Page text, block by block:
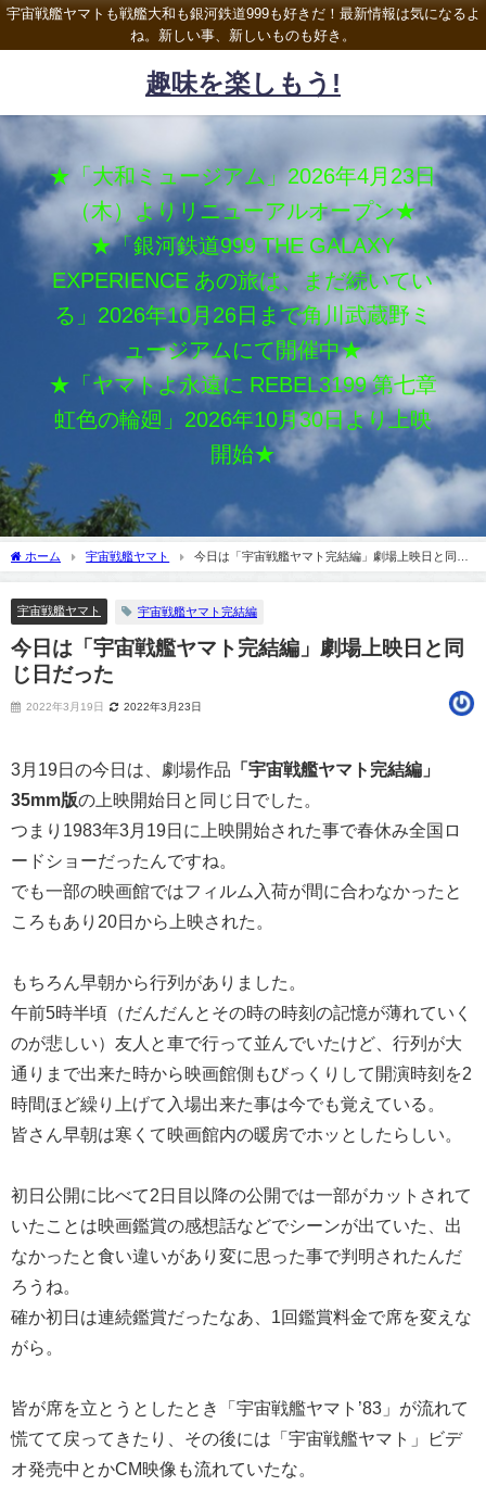
宇宙戦艦ヤマトも戦艦大和も銀河鉄道999も好きだ！最新情報は気になるよ
ね。新しい事、新しいものも好き。
趣味を楽しもう!
★「大和ミュージアム」2026年4月23日
（木）よりリニューアルオープン★
★「銀河鉄道999 THE GALAXY
EXPERIENCE あの旅は、まだ続いてい
る」2026年10月26日まで角川武蔵野ミ
ュージアムにて開催中★
★「ヤマトよ永遠に REBEL3199 第七章
虹色の輪廻」2026年10月30日より上映
開始★
ホーム 宇宙戦艦ヤマト
今日は「宇宙戦艦ヤマト完結編」劇場上映日と同じ
宇宙戦艦ヤマト 宇宙戦艦ヤマト完結編
今日は「宇宙戦艦ヤマト完結編」劇場上映日と同
じ日だった
2022年3月19日 2022年3月23日
3月19日の今日は、劇場作品 「宇宙戦艦ヤマト完結編」
35mm版の上映開始日と同じ日でした。
つまり1983年3月19日に上映開始された事で春休み全国ロ
ードショーだったんですね。
でも一部の映画館ではフィルム入荷が間に合わなかったと
ころもあり20日から上映された。
もちろん早朝から行列がありました。
午前5時半頃（だんだんとその時の時刻の記憶が薄れていく
のが悲しい）友人と車で行って並んでいたけど、行列が大
通りまで出来た時から映画館側もびっくりして開演時刻を2
時間ほど繰り上げて入場出来た事は今でも覚えている。
皆さん早朝は寒くて映画館内の暖房でホッとしたらしい。
初日公開に比べて2日目以降の公開では一部がカットされて
いたことは映画鑑賞の感想話などでシーンが出ていた、出
なかったと食い違いがあり変に思った事で判明されたんだ
ろうね。
確か初日は連続鑑賞だったなあ、1回鑑賞料金で席を変えな
がら。
皆が席を立とうとしたとき「宇宙戦艦ヤマト’83」が流れて
慌てて戻ってきたり、その後には「宇宙戦艦ヤマト」ビデ
オ発売中とかCM映像も流れていたな。